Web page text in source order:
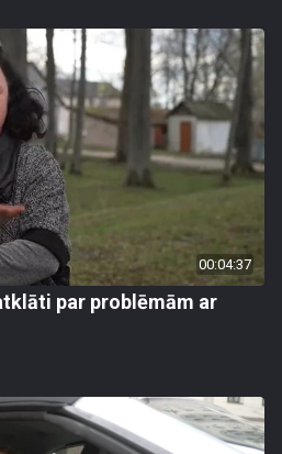
00:04:37
par problēmām ar